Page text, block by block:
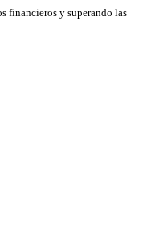
financieros y superando las